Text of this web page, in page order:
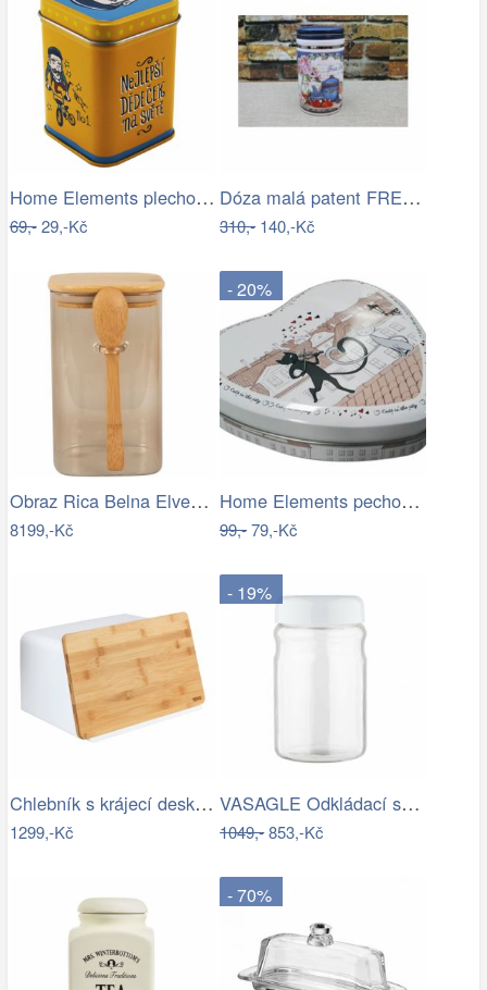
Home Elements plechová dóza Nejlepší…
69,-29,-Kč
Dóza malá patent FRESH TEA
310,-140,-Kč
Obraz Rica Belna Elves World 2
8199,-Kč
- 20%
Home Elements pechová dóza Kočky ve…
99,-79,-Kč
Chlebník s krájecí deskou KUBO, bílý,…
1299,-Kč
- 19%
VASAGLE Odkládací stolek se skleněnou…
1049,-853,-Kč
- 70%